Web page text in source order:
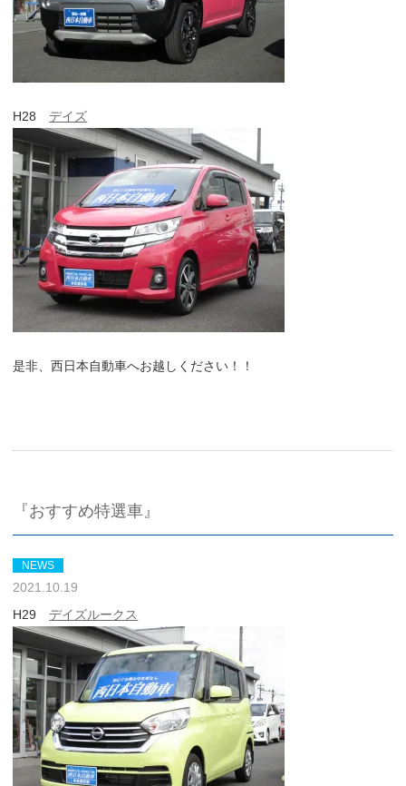
H28デイズ
是非、西日本自動車へお越しください！！
『おすすめ特選車』
NEWS
2021.10.19
H29デイズルークス